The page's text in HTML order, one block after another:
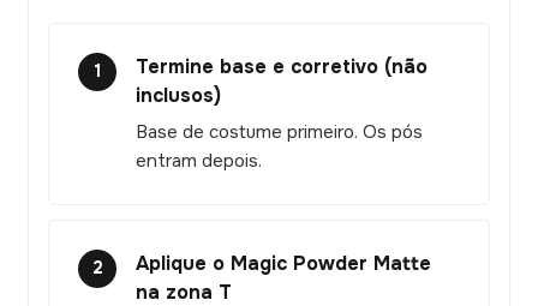
1
Termine base e corretivo (não
inclusos)
Base de costume primeiro. Os pós
entram depois.
2
Aplique o Magic Powder Matte
na zona T